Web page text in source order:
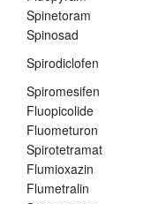
Spinetoram
Spinosad
Spirodiclofen
Spiromesifen
Fluopicolide
Fluometuron
Spirotetramat
Flumioxazin
Flumetralin